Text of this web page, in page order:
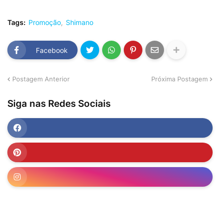
Tags: Promoção Shimano
Facebook
Postagem Anterior Próxima Postagem
Siga nas Redes Sociais